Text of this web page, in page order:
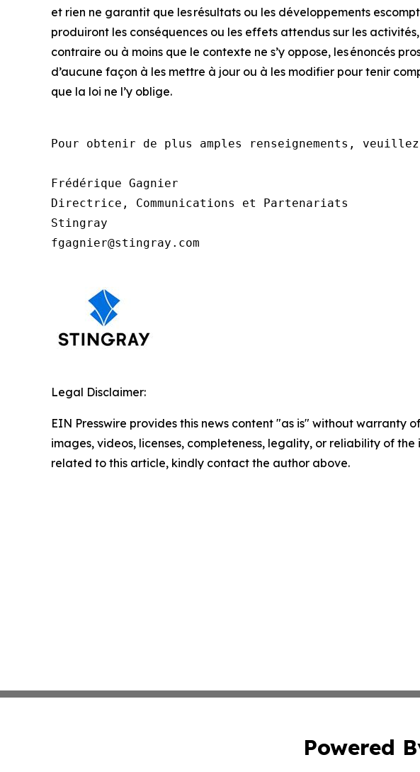
et rien ne garantit que les résultats ou les développements
produiront les conséquences ou les effets attendus sur les
contraire ou à moins que le contexte ne s’y oppose, les énoncés
d’aucune façon à les mettre à jour ou à les modifier pour tenir
que la loi ne l’y oblige.
Pour obtenir de plus amples renseignements, veuillez
Frédérique Gagnier
Directrice, Communications et Partenariats
Stingray
fgagnier@stingray.com
Legal Disclaimer:
EIN Presswire provides this news content "as is" without
images, videos, licenses, completeness, legality, or reliability of
related to this article, kindly contact the author above.
Powered